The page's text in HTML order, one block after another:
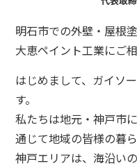
明石市での外壁・屋根
大恵ペイント工業にご
はじめまして、ガイソ
す。
私たちは地元・神戸市
通じて地域の皆様の暮
神戸エリアは、海沿い